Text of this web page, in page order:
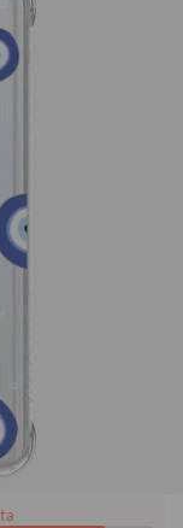
com você!
ao carrinho e o
certo?